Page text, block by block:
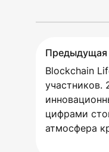
Предыдущая
Blockchain
участников.
цифрами
атмосфера